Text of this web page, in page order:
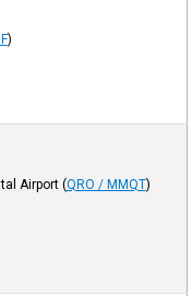
)
Airport (QRO / MMQT)